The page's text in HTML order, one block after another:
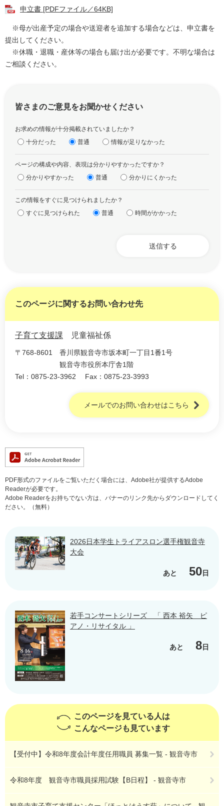
申立書 [PDFファイル／64KB]
※母が出産予定の場合や送迎者を追加する場合などは、申立書を
提出してください。
※休職・退職・産休等の場合も届け出が必要です。不明な場合は
ご相談ください。
皆さまのご意見をお聞かせください
お求めの情報が十分掲載されていましたか？
十分だった
普通 情報が足りなかった
ページの構成や内容、表現は分かりやすかったですか？
分かりやすかった
普通 分かりにくかった
この情報をすぐに見つけられましたか？
すぐに見つけられた
普通 時間がかかった
このページに関するお問い合わせ先
子育て支援課 児童福祉係
〒768-8601
香川県観音寺市坂本町一丁目1番1号
観音寺市役所本庁舎1階
Tel：0875-23-3962
Fax：0875-23-3993
メールでのお問い合わせはこちら
PDF形式のファイルをご覧いただく場合には、Adobe社が提供するAdobe
Readerが必要です。
Adobe Readerをお持ちでない方は、バナーのリンク先からダウンロードしてく
ださい。（無料）
2026日本学生トライアスロン選手権観音寺
大会
あと 50日
若手コンサートシリーズ 「 西本 裕矢 ピ
アノ・リサイタル 」
あと 8日
このページを見ている人は
こんなページも見ています
【受付中】令和8年度会計年度任用職員 募集一覧 - 観音寺市
令和8年度 観音寺市職員採用試験【B日程】 - 観音寺市